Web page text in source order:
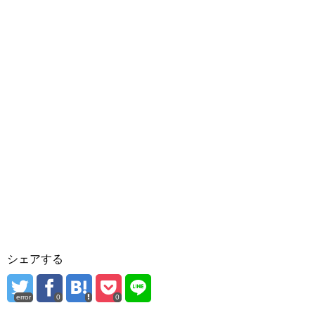
シェアする
error 0 0